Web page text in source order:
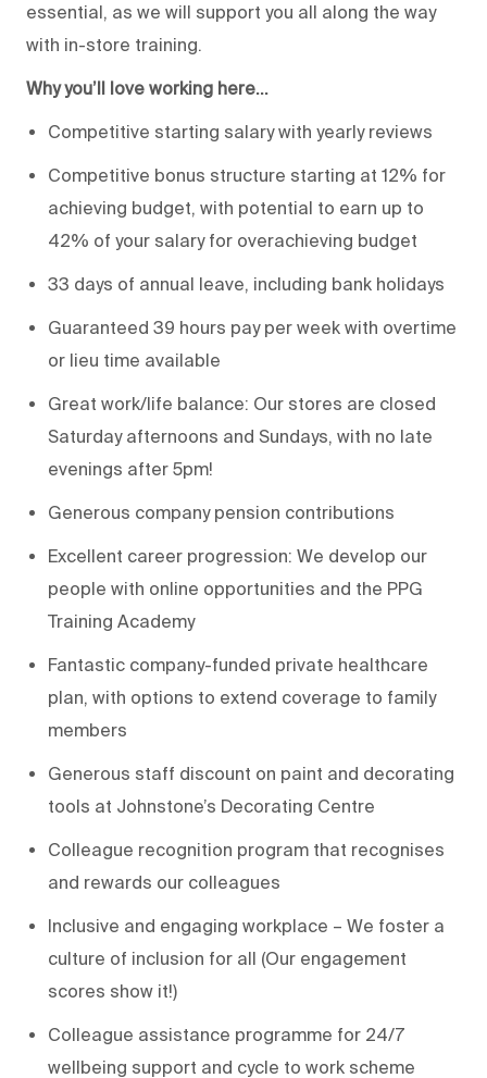
essential, as we will support you all along the way
with in-store training.
Why you’ll love working here…
Competitive starting salary with yearly reviews
Competitive bonus structure starting at 12% for
achieving budget, with potential to earn up to
42% of your salary for overachieving budget
33 days of annual leave, including bank holidays
Guaranteed 39 hours pay per week with overtime
or lieu time available
Great work/life balance: Our stores are closed
Saturday afternoons and Sundays, with no late
evenings after 5pm!
Generous company pension contributions
Excellent career progression: We develop our
people with online opportunities and the PPG
Training Academy
Fantastic company-funded private healthcare
plan, with options to extend coverage to family
members
Generous staff discount on paint and decorating
tools at Johnstone’s Decorating Centre
Colleague recognition program that recognises
and rewards our colleagues
Inclusive and engaging workplace – We foster a
culture of inclusion for all (Our engagement
scores show it!)
Colleague assistance programme for 24/7
wellbeing support and cycle to work scheme